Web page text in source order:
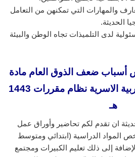
والمهارات التي تمكنهن من التعامل
الحديثة.
لدى التلميذات تجاه الوطن والبيئة
أسباب ضعف الذوق العام مادة
المهارات الحياتية والتربية الاسرية نظام مقررات 1443
هـ
ان تقدم لكم تحاضير وأوراق عمل
المواد الدراسية (ابتدائي ومتوسط
إلى ذلك تعليم الكبيرات ومجتمع